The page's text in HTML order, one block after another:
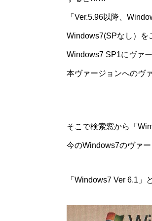
「Ver.5.96以降、
Windows7(SPなし）を
Windows7 SP1にヴァ
本ヴァージョンへのヴ
そこで検索窓から「
今のWindows7のヴァ
「Windows7 Ver 6.1」